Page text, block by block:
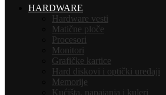
HARDWARE
Hardware vesti
Matične ploče
Procesori
Monitori
Grafičke kartice
Hard diskovi i optički uređaji
Memorije
Kućišta, napajanja i kuleri